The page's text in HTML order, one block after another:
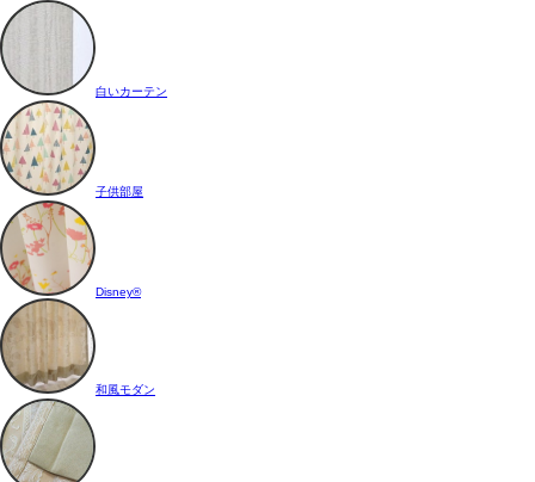
白いカーテン
子供部屋
Disney®
和風モダン